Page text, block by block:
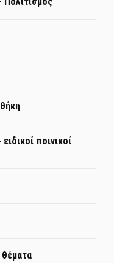
ποινικοί
θέματα